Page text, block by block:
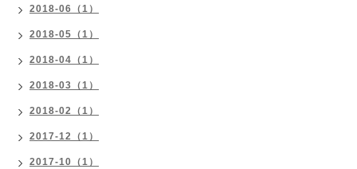
2018-06（1）
2018-05（1）
2018-04（1）
2018-03（1）
2018-02（1）
2017-12（1）
2017-10（1）